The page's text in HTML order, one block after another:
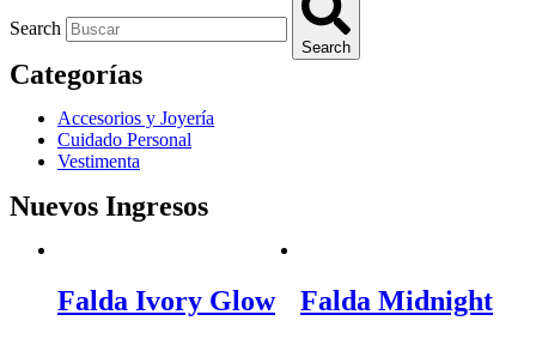
Search
Search
Categorías
Accesorios y Joyería
Cuidado Personal
Vestimenta
Nuevos Ingresos
Falda Ivory Glow Falda Midnight